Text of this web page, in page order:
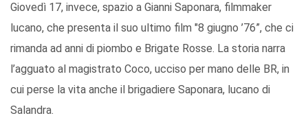
Giovedì 17, invece, spazio a Gianni Saponara, filmmaker
lucano, che presenta il suo ultimo film "8 giugno ’76”, che ci
rimanda ad anni di piombo e Brigate Rosse. La storia narra
l’agguato al magistrato Coco, ucciso per mano delle BR, in
cui perse la vita anche il brigadiere Saponara, lucano di
Salandra.